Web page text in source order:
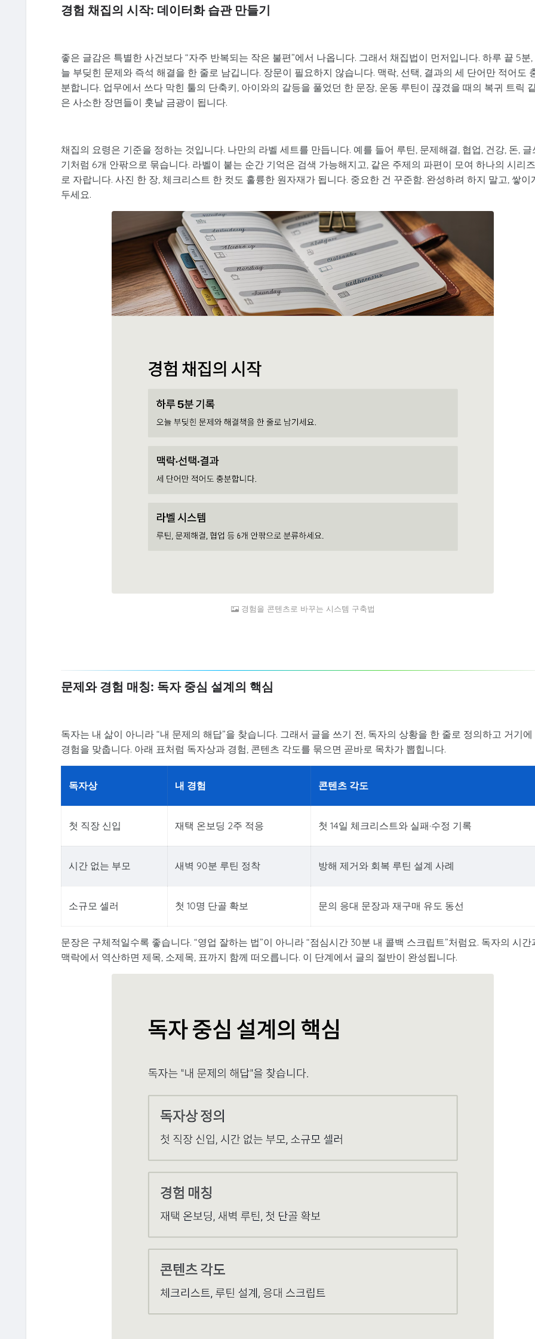
경험 채집의 시작: 데이터화 습관 만들기
좋은 글감은 특별한 사건보다 “자주 반복되는 작은 불편”에서 나옵니다. 그래서 채집법이 먼저입니다. 하루 끝 5분,
늘 부딪힌 문제와 즉석 해결을 한 줄로 남깁니다. 장문이 필요하지 않습니다. 맥락, 선택, 결과의 세 단어만 적어도
분합니다. 업무에서 쓰다 막힌 툴의 단축키, 아이와의 갈등을 풀었던 한 문장, 운동 루틴이 끊겼을 때의 복귀 트릭
은 사소한 장면들이 훗날 금광이 됩니다.
채집의 요령은 기준을 정하는 것입니다. 나만의 라벨 세트를 만듭니다. 예를 들어 루틴, 문제해결, 협업, 건강, 돈, 글
기처럼 6개 안팎으로 묶습니다. 라벨이 붙는 순간 기억은 검색 가능해지고, 같은 주제의 파편이 모여 하나의 시리즈
로 자랍니다. 사진 한 장, 체크리스트 한 컷도 훌륭한 원자재가 됩니다. 중요한 건 꾸준함. 완성하려 하지 말고, 쌓이
두세요.
경험을 콘텐츠로 바꾸는 시스템 구축법
문제와 경험 매칭: 독자 중심 설계의 핵심
독자는 내 삶이 아니라 “내 문제의 해답”을 찾습니다. 그래서 글을 쓰기 전, 독자의 상황을 한 줄로 정의하고 거기에
경험을 맞춥니다. 아래 표처럼 독자상과 경험, 콘텐츠 각도를 묶으면 곧바로 목차가 뽑힙니다.
독자상 내 경험 콘텐츠 각도
첫 직장 신입 재택 온보딩 2주 적응 첫 14일 체크리스트와 실패·수정 기록
시간 없는 부모 새벽 90분 루틴 정착 방해 제거와 회복 루틴 설계 사례
소규모 셀러 첫 10명 단골 확보 문의 응대 문장과 재구매 유도 동선
문장은 구체적일수록 좋습니다. “영업 잘하는 법”이 아니라 “점심시간 30분 내 콜백 스크립트”처럼요. 독자의 시간
맥락에서 역산하면 제목, 소제목, 표까지 함께 떠오릅니다. 이 단계에서 글의 절반이 완성됩니다.